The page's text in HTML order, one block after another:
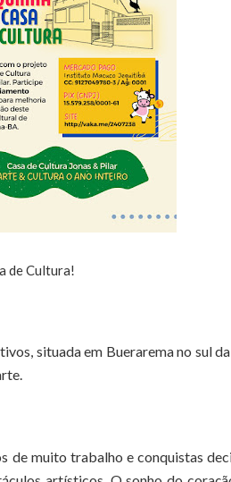
de Cultura!
situada em Buerarema no sul
de muito trabalho e conquistas